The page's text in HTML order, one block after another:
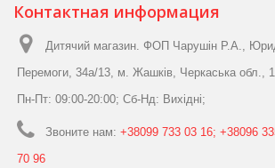
Контактная информация
Дитячий магазин. ФОП Чарушін Р.А.,
Перемоги, 34а/13, м. Жашків, Черкаська обл.,
Пн-Пт: 09:00-20:00; Сб-Нд: Вихідні;
Звоните нам: +38099 733 03 16; +38096
70 96